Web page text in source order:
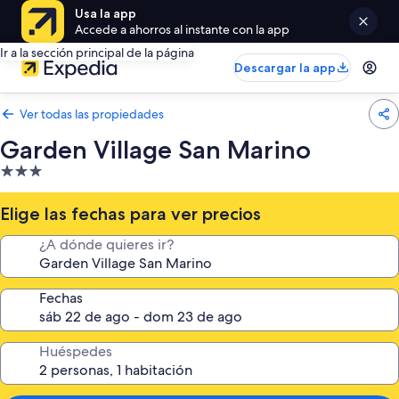
Usa la app
Accede a ahorros al instante con la app
Ir a la sección principal de la página
Descargar la app
Ver todas las propiedades
Garden Village San Marino
Propiedad
de
3.0
estrellas
Elige las fechas para ver precios
¿A dónde quieres ir?
Fechas
Huéspedes